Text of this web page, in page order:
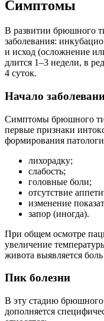
Симптомы
В развитии брюшного
заболевания:
и исход (осложнение
длится 1–3 недели, в
4 суток.
Начало
Симптомы брюшного
первые признаки
формирования
лихорадку;
слабость;
головные боли;
отсутствие
изменение
запор (иногда).
При общем осмотре
увеличение
живота выявляется
Пик болезни
В эту стадию брюшного
дополняется